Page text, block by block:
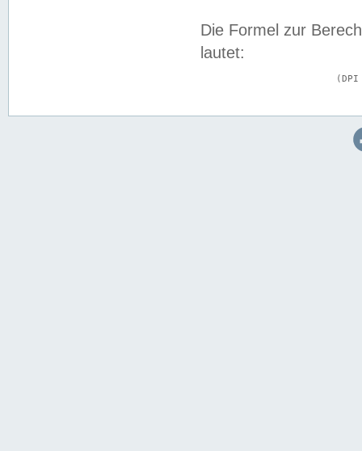
Die Formel zur
lautet: